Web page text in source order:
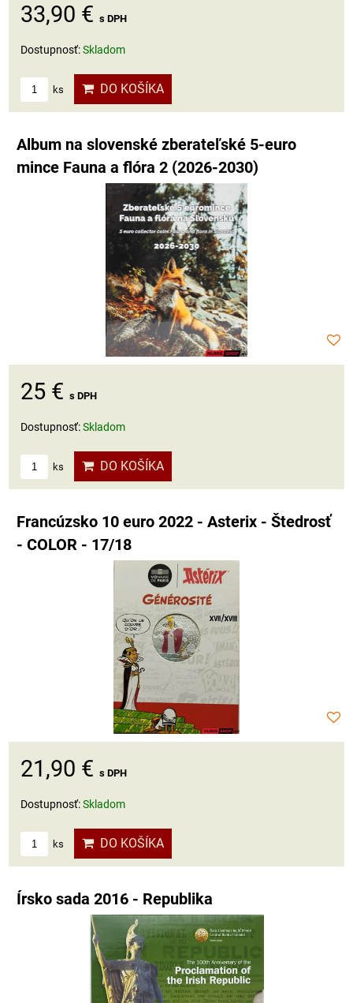
33,90 € s DPH
Dostupnosť:Skladom
ks DO KOŠÍKA
Album na slovenské zberateľské 5-euro
mince Fauna a flóra 2 (2026-2030)
25 € s DPH
Dostupnosť:Skladom
ks DO KOŠÍKA
Francúzsko 10 euro 2022 - Asterix - Štedrosť
- COLOR - 17/18
21,90 € s DPH
Dostupnosť:Skladom
ks DO KOŠÍKA
Írsko sada 2016 - Republika